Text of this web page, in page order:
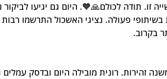
זו. תודה לכולם🙏🧡. היום גם יגיעו לביקור
בשיתופי פעולה. נציגי האשכול התרשמו
בקרוב.
זהירות. רונית מובילה היום ובדסק